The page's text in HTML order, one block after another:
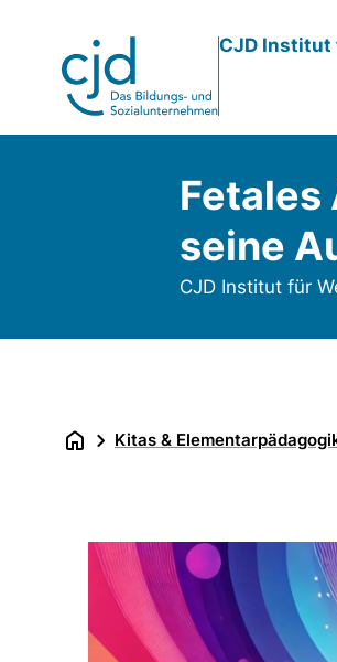
CJD Institut
Fetales
seine
CJD Institut für
Kitas &